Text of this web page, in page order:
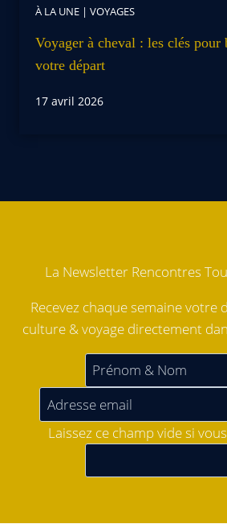
À LA UNE | VOYAGES
Voyager à cheval : les clés pour
votre départ
17 avril 2026
La Newsletter Rencontres
Recevez chaque semaine votre
culture & voyage directement
Laissez ce champ vide si